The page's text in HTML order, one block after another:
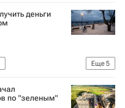
деньги
Еще5
(Росавтодор)
по "зеленым"